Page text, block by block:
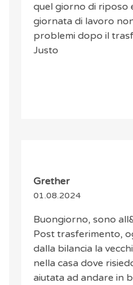
quel giorno di riposo
giornata di lavoro
problemi dopo il
Justo
Grether
01.08.2024
Buongiorno, sono
Post trasferimento,
dalla bilancia la
nella casa dove
aiutata ad andare in